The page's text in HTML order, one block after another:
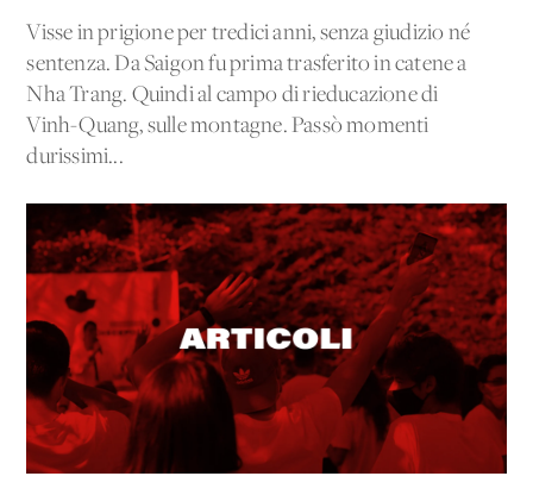
Visse in prigione per tredici anni, senza giudizio né
sentenza. Da Saigon fu prima trasferito in catene a
Nha Trang. Quindi al campo di rieducazione di
Vinh-Quang, sulle montagne. Passò momenti
durissimi...